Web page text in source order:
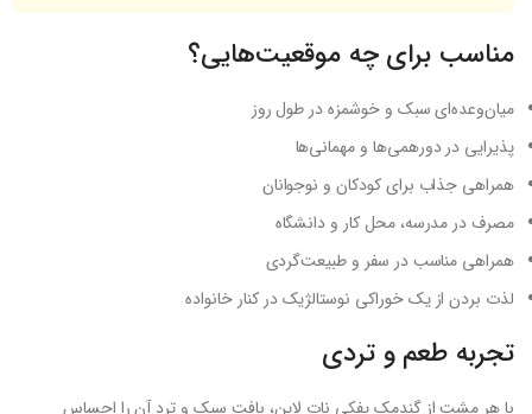
مناسب برای چه موقعیت‌هایی؟
میان‌وعده‌ای سبک و خوشمزه در طول روز
پذیرایی در دورهمی‌ها و مهمانی‌ها
همراهی جذاب برای کودکان و نوجوانان
مصرف در مدرسه، محل کار و دانشگاه
همراهی مناسب در سفر و طبیعت‌گردی
لذت بردن از یک خوراکی نوستالژیک در کنار خانواده
تجربه طعم و تردی
با هر مشت از گندمک پفکی نات لاین، بافت سبک و ترد آن را احساس